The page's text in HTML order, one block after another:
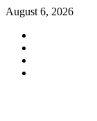
Skip
content
August 6, 2026